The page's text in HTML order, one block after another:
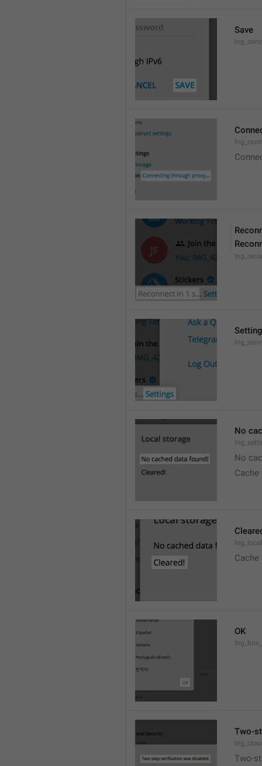
Save
No
No
Cache
OK
Two-
Two-